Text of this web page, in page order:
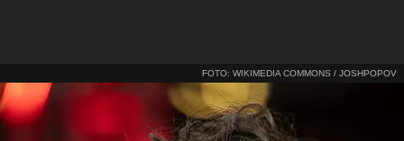
FOTO: WIKIMEDIA COMMONS / JOSHPOPOV